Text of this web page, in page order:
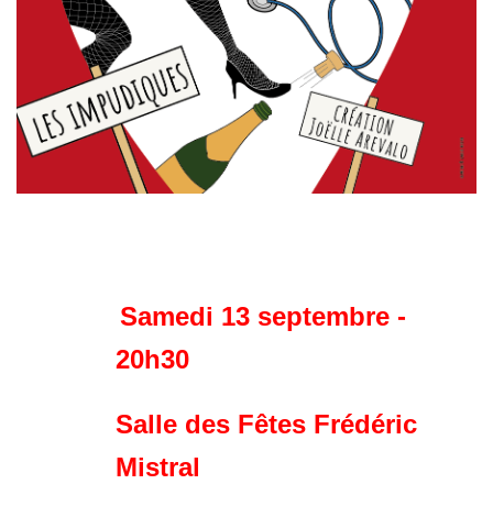
Samedi 13 septembre -
20h30
Salle des Fêtes Frédéric
Mistral